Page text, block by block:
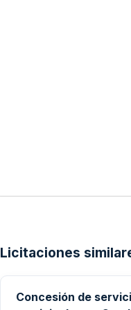
Licitaciones
Concesión de